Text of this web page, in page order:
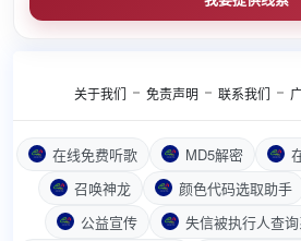
关于我们 免责声明 联系我们
在线免费听歌 MD5解密
召唤神龙
颜色代码选取助手
公益宣传
失信被执行人查